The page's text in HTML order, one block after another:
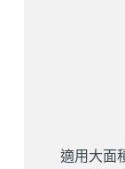
適用大面